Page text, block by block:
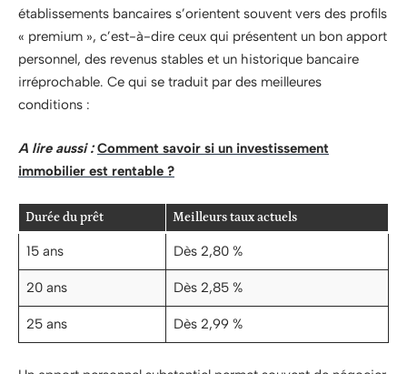
établissements bancaires s’orientent souvent vers des profils
« premium », c’est-à-dire ceux qui présentent un bon apport
personnel, des revenus stables et un historique bancaire
irréprochable. Ce qui se traduit par des meilleures
conditions :
A lire aussi : Comment savoir si un investissement
immobilier est rentable ?
Durée du prêt Meilleurs taux actuels
15 ans Dès 2,80 %
20 ans Dès 2,85 %
25 ans Dès 2,99 %